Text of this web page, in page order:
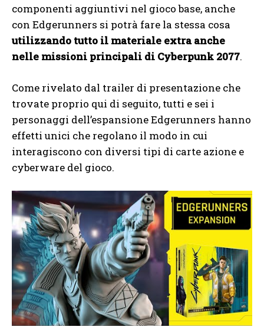
componenti aggiuntivi nel gioco base, anche
con Edgerunners si potrà fare la stessa cosa
utilizzando tutto il materiale extra anche
nelle missioni principali di Cyberpunk 2077.
Come rivelato dal trailer di presentazione che
trovate proprio qui di seguito, tutti e sei i
personaggi dell’espansione Edgerunners hanno
effetti unici che regolano il modo in cui
interagiscono con diversi tipi di carte azione e
cyberware del gioco.